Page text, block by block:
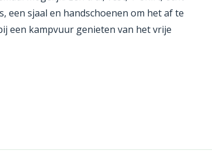
een sjaal en handschoenen om het af te
een kampvuur genieten van het vrije